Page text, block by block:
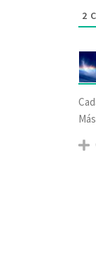
2